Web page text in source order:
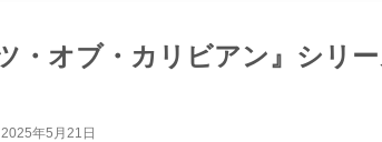
・オブ・カリビアン』シリ
2025年5月21日